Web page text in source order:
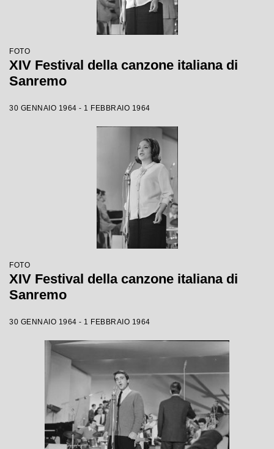
FOTO
XIV Festival della canzone italiana di
Sanremo
30 GENNAIO 1964 - 1 FEBBRAIO 1964
FOTO
XIV Festival della canzone italiana di
Sanremo
30 GENNAIO 1964 - 1 FEBBRAIO 1964